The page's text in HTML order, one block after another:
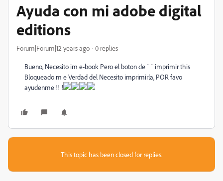
Ayuda con mi adobe digital
editions
Forum|Forum|12 years ago 0 replies
Bueno, Necesito im e-book Pero el boton de ¨ ¨ imprimir this
Bloqueado m eVerdad del Necesito imprimirla, POR favo
ayudenme !! !
This topic has been closed for replies.